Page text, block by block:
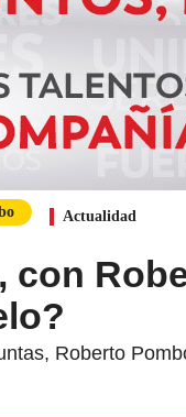
Actualidad
con
Roberto